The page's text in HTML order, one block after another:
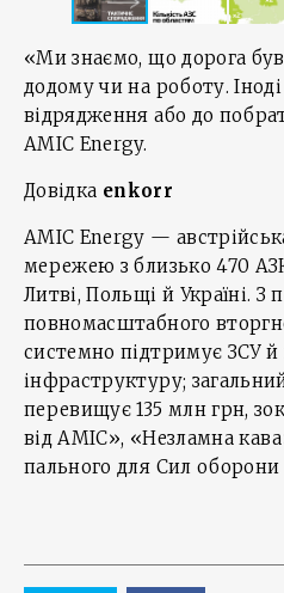
«Ми знаємо, що дорога
додому чи на роботу.
відрядження або до
AMIC Energy.
Довідка enkorr
AMIC Energy —
мережею з близько 470 АЗК
Литві, Польщі й Україні. З
повномасштабного
системно підтримує ЗСУ й
інфраструктуру;
перевищує 135 млн грн,
від AMIC», «Незламна
пального для Сил